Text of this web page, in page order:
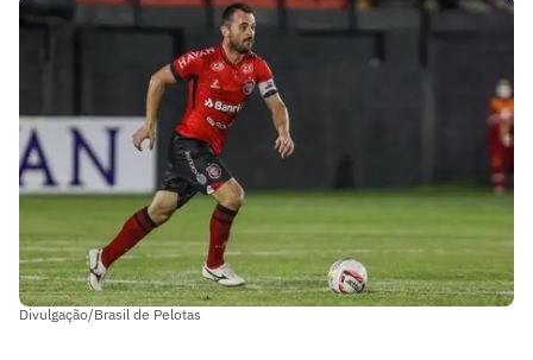
Divulgação/Brasil de Pelotas